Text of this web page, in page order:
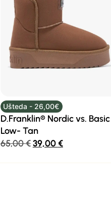
Ušteda - 26,00€
D.Franklin® Nordic vs. Basic
Low- Tan
65,00€39,00€